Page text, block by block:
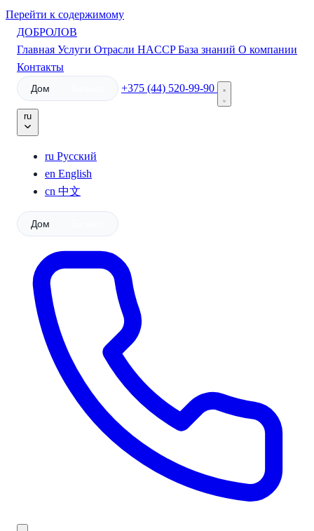
Перейти к содержимому
ДОБРОЛОВ
Главная Услуги Отрасли HACCPБаза знаний О компании
Контакты
Дом +375 (44) 520-99-90
ru
ru Русский
en English
cn 中文
Дом